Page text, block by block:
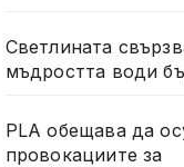
Светлината
мъдростта води
PLA обещава да
провокациите за